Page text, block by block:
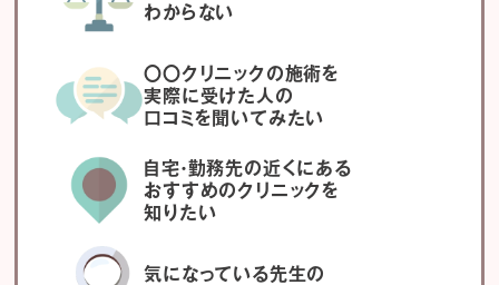
わからない
〇〇クリニックの施術を
実際に受けた人の
口コミを聞いてみたい
自宅・勤務先の近くにある
おすすめのクリニックを
知りたい
気になっている先生の